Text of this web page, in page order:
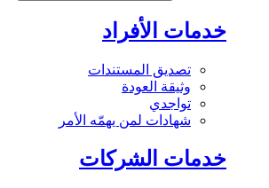
خدمات الأفراد
تصديق المستندات
وثيقة العودة
تواجدي
شهادات لمن يهمّه الأمر
خدمات الشركات